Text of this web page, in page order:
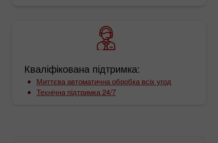
Кваліфікована підтримка:
Миттєва автоматична обробка всіх угод
Технічна підтримка 24/7